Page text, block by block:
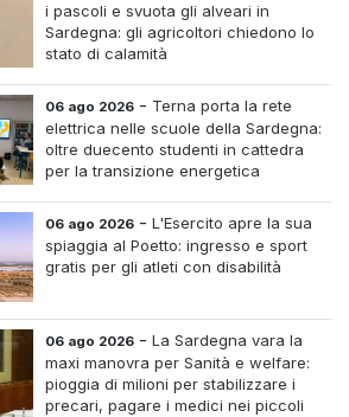
i pascoli e svuota gli alveari in
Sardegna: gli agricoltori chiedono lo
stato di calamità
06 ago 2026 - Terna porta la rete
elettrica nelle scuole della Sardegna:
oltre duecento studenti in cattedra
per la transizione energetica
06 ago 2026 -L'Esercito apre la sua
spiaggia al Poetto: ingresso e sport
gratis per gli atleti con disabilità
06 ago 2026 -La Sardegna vara la
maxi manovra per Sanità e welfare:
pioggia di milioni per stabilizzare i
precari, pagare i medici nei piccoli